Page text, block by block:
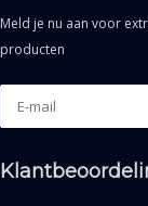
Meld je nu aan voor
producten